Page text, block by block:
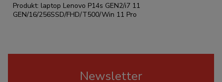
Produkt: laptop Lenovo P14s GEN2/i7 11
GEN/16/256SSD/FHD/T500/Win 11 Pro
Newsletter